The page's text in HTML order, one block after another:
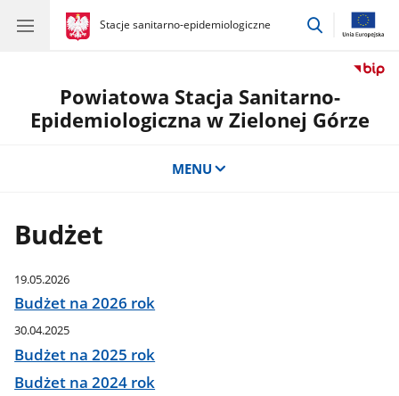
gov.pl
Stacje sanitarno-epidemiologiczne
gov.pl
Stacje
przejdź
Powiatowa Stacja Sanitarno-
Epidemiologiczna w Zielonej Górze
MENU
Budżet
19.05.2026
Budżet na 2026 rok
30.04.2025
Budżet na 2025 rok
Budżet na 2024 rok